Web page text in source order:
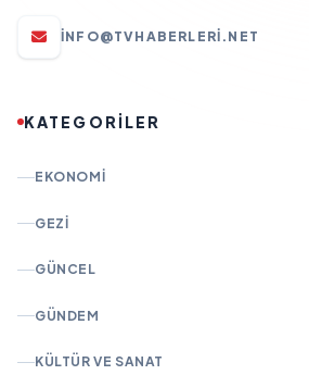
INFO@TVHABERLERI.NET
KATEGORİLER
EKONOMI
GEZI
GÜNCEL
GÜNDEM
KÜLTÜR VE SANAT